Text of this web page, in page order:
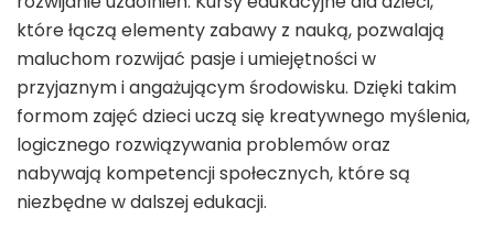
które łączą elementy zabawy z nauką, pozwalają
maluchom rozwijać pasje i umiejętności w
przyjaznym i angażującym środowisku. Dzięki takim
formom zajęć dzieci uczą się kreatywnego myślenia,
logicznego rozwiązywania problemów oraz
nabywają kompetencji społecznych, które są
niezbędne w dalszej edukacji.